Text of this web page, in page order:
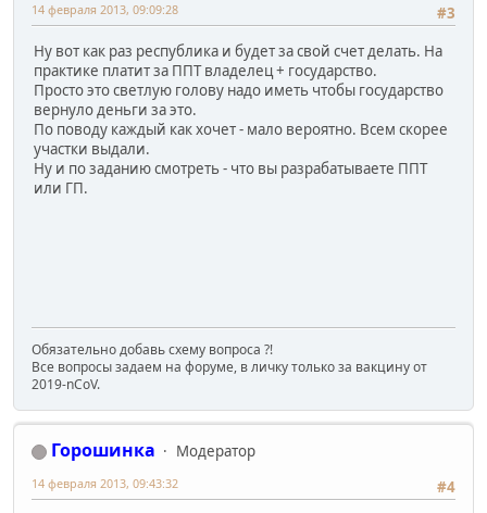
#3
14 февраля 2013, 09:09:28
Ну вот как раз республика и будет за свой счет делать. На
практике платит за ППТ владелец + государство.
Просто это светлую голову надо иметь чтобы государство
вернуло деньги за это.
По поводу каждый как хочет - мало вероятно. Всем скорее
участки выдали.
Ну и по заданию смотреть - что вы разрабатываете ППТ
или ГП.
Обязательно добавь схему вопроса ?!
Все вопросы задаем на форуме, в личку только за вакцину от
2019-nCoV.
Горошинка
Модератор
#4
14 февраля 2013, 09:43:32